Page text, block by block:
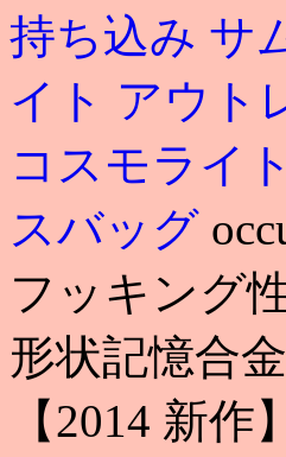
持ち込み サ
イト アウト
コスモライ
スバッグ
フッキング
形状記憶合
【2014 新